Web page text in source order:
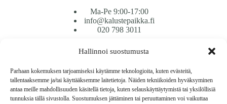
Hallinnoi suostumusta
Parhaan kokemuksen tarjoamiseksi käytämme teknologioita, kuten evästeitä,
tallentaaksemme ja/tai käyttääksemme laitetietoja. Näiden tekniikoiden hyväksyminen
antaa meille mahdollisuuden käsitellä tietoja, kuten selauskäyttäytymistä tai yksilöllisiä
tunnuksia tällä sivustolla. Suostumuksen jättäminen tai peruuttaminen voi vaikuttaa
Ma-Pe 9:00-17:00
info@kalustepaikka.fi
020 798 3011
Tavarantoimitus / Maksutavat
Toimitustavat
Maksutavat
Vaihto ja palautus
Reklamaatiot